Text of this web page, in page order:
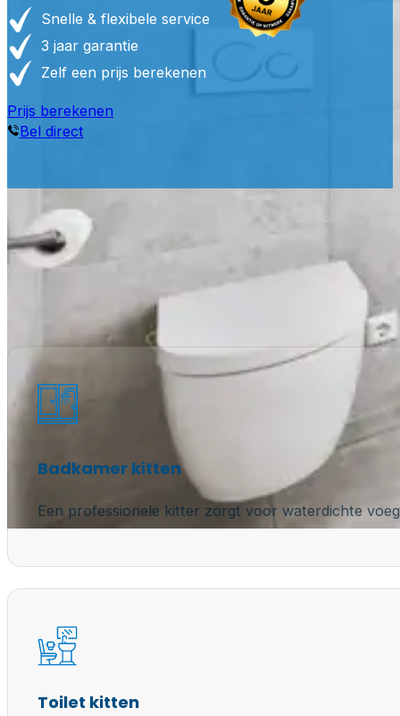
Snelle & flexibele service
3 jaar garantie
Zelf een prijs berekenen
Prijs berekenen
Bel direct
Professioneel gereedschap, juiste materialen en
duurzaam, waterdicht en perfect afgewerkt
Badkamer kitten
Een professionele kitter zorgt voor waterdichte
Toilet kitten